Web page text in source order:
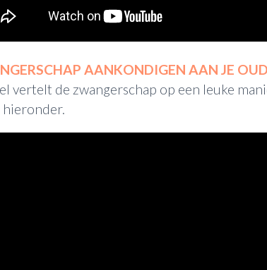
AANKONDIGEN AAN JE
vertelt de zwangerschap op een leuke
hieronder.